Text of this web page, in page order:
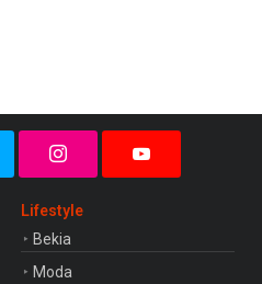
Lifestyle
Bekia
Moda